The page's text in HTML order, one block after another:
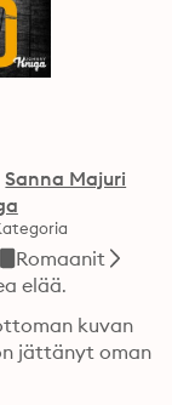
Sanna Majuri
Romaanit
elää.
kuvan
jättänyt oman